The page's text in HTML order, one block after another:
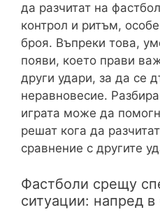
да разчитат на
контрол и ритъм,
броя. Въпреки това,
появи, което прави
други удари, за да се
неравновесие.
играта може да
решат кога да
сравнение с другите
Фастболи срещу
ситуации: напред в